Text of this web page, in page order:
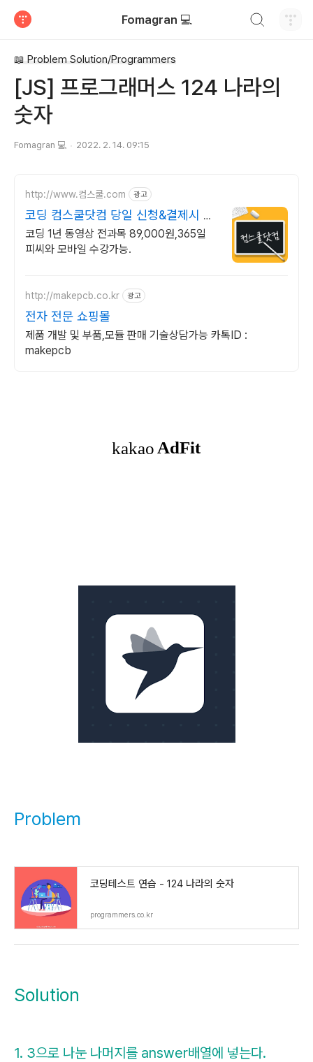
Fomagran 💻
📖 Problem Solution/Programmers
[JS] 프로그래머스 124 나라의
숫자
Fomagran 💻 2022. 2. 14. 09:15
http://www.컴스쿨.com 광고
코딩 컴스쿨닷컴 당일 신청&결제시 기
프티콘!
코딩 1년 동영상 전과목 89,000원,365일
피씨와 모바일 수강가능.
http://makepcb.co.kr 광고
전자 전문 쇼핑몰
제품 개발 및 부품,모듈 판매 기술상담가능 카톡ID :
makepcb
Problem
코딩테스트 연습 - 124 나라의 숫자
programmers.co.kr
Solution
1. 3으로 나눈 나머지를 answer배열에 넣는다.